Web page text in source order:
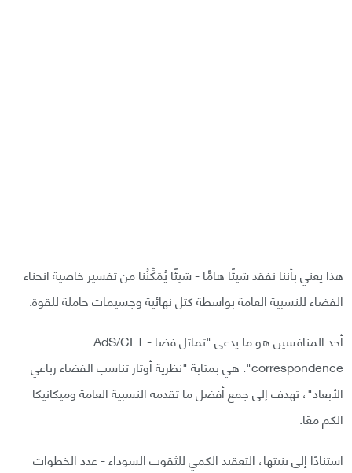
هذا يعني بأننا نفقد شيئًا هامًّا - شيئًا يُمَكِّنُنا من تفسير خاصية انحناء
الفضاء للنسبية العامة بواسطة كتل نهائية وجسيمات حاملة للقوة.
أحد المنافسين هو ما يدعى "تماثل فضا - AdS/CFT
correspondence". هي بمثابة "نظرية أوتار تناسب الفضاء رباعي
الأبعاد"، تهدف إلى جمع أفضل ما تقدمه النسبية العامة وميكانيكا
الكم معًا.
استنادًا إلى بنيتها، التعقيد الكمي للثقوب السوداء - عدد الخطوات